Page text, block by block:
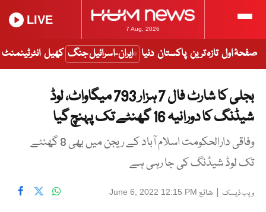
7 Aug, 2026
LIVE
صفحۂ اول تازہ ترین پاکستان دنیا ایران-اسرائیل جنگ کھیل انٹرٹینمنٹ
بجلی کا شارٹ فال 7 ہزار 793 میگاواٹ، لوڈ
شیڈنگ کا دورانیہ 16 گھنٹے تک پہنچ گیا
وفاقی دارالحکومت اسلام آباد کے ریجن میں بھی 8 گھنٹے
تک لوڈ شیڈنگ کی جا رہی ہے
ویب ڈیسک | شائع June 6, 2022 12:15 PM